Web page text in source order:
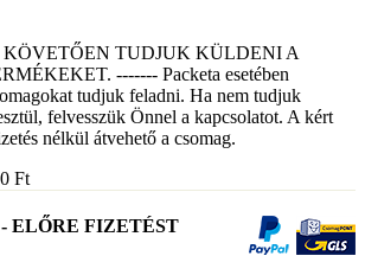
TUDJUK KÜLDENI A
------- Packeta esetében
tudjuk feladni. Ha nem tudjuk
felvesszük Önnel a kapcsolatot. A kért
nélkül átvehető a csomag.
Ft
ELŐRE FIZETÉST